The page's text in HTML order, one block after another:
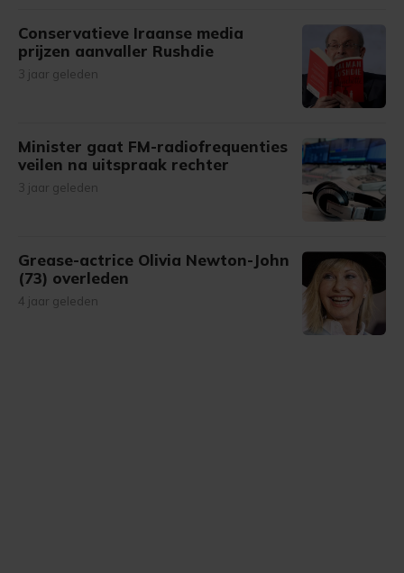
Conservatieve Iraanse media
prijzen aanvaller Rushdie
3 jaar geleden
Minister gaat FM-radiofrequenties
veilen na uitspraak rechter
3 jaar geleden
Grease-actrice Olivia Newton-John
(73) overleden
4 jaar geleden